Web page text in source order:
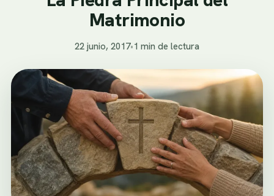
Matrimonio
22 junio, 2017•1 min de lectura